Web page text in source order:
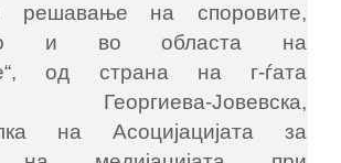
решавање на споровите,
и во областа на
од страна на г-ѓата
Георгиева-Јовевска,
на Асоцијацијата за